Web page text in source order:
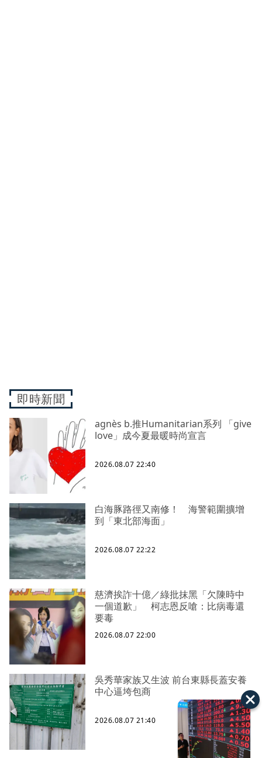
即時新聞
agnès b.推Humanitarian系列 「give
love」成今夏最暖時尚宣言
2026.08.07 22:40
白海豚路徑又南修！ 海警範圍擴增
到「東北部海面」
2026.08.07 22:22
慈濟挨詐十億／綠批抹黑「欠陳時中
一個道歉」 柯志恩反嗆：比病毒還
要毒
2026.08.07 22:00
吳秀華家族又生波 前台東縣長蓋安養
中心逼垮包商
2026.08.07 21:40